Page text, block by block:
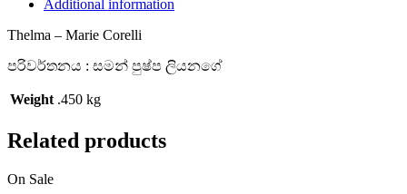
Additional information
Thelma – Marie Corelli
පරිවර්තනය : සමන් පුෂ්ප ලියනගේ
Weight .450 kg
Related products
On Sale